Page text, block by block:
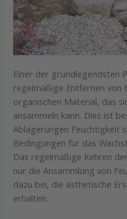
Einer der grundlegendsten
regelmäßige Entfernen von
organischen Material, das
ansammeln kann. Dies ist
Ablagerungen Feuchtigkeit
Bedingungen für das
Das regelmäßige Kehren
nur die Ansammlung von
dazu bei, die ästhetische
erhalten.